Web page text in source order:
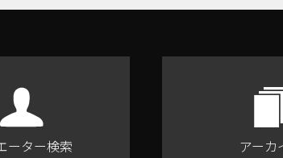
ーター検索 アーカ